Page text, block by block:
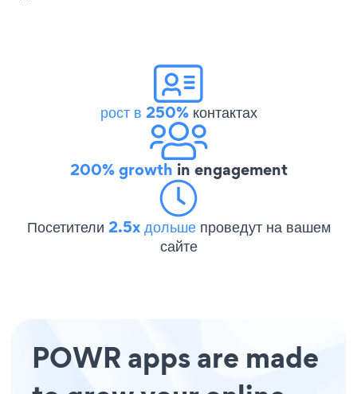
рост в 250%контактах
200% growth in engagement
Посетители 2.5x дольше проведут на вашем
сайте
POWR apps are made